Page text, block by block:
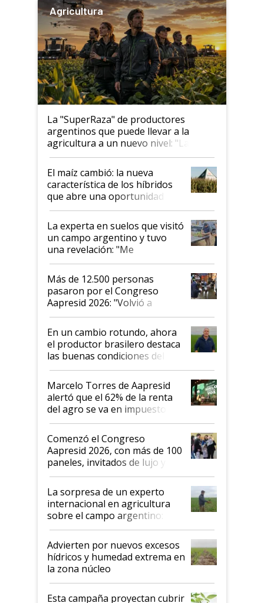
Agricultura
La "SuperRaza" de productores
argentinos que puede llevar a la
agricultura a un nuevo nivel: "Las
posibilidades de crecimiento son
infinitas"
El maíz cambió: la nueva
característica de los híbridos
que abre una oportunidad en
el lote
La experta en suelos que visitó
un campo argentino y tuvo
una revelación: "Me
impresionó mucho"
Más de 12.500 personas
pasaron por el Congreso
Aapresid 2026: "Volvió a
demostrar que hablar del
suelo es hablar de todo el
sistema productivo"
En un cambio rotundo, ahora
el productor brasilero destaca
las buenas condiciones del
agro argentino para invertir:
"Los veo más motivados"
Marcelo Torres de Aapresid
alertó que el 62% de la renta
del agro se va en impuestos:
"No es bueno que en
Argentina se sigan discutiendo
las mismas cosas de hace 50
años"
Comenzó el Congreso
Aapresid 2026, con más de 100
paneles, invitados de lujo y
todas las tendencias
La sorpresa de un experto
internacional en agricultura
sobre el campo argentino:
"Estoy muy impresionado"
Advierten por nuevos excesos
hídricos y humedad extrema en
la zona núcleo
Esta campaña proyectan cubrir